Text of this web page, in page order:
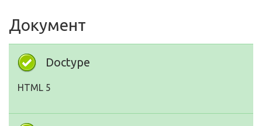
Документ
Doctype
HTML 5